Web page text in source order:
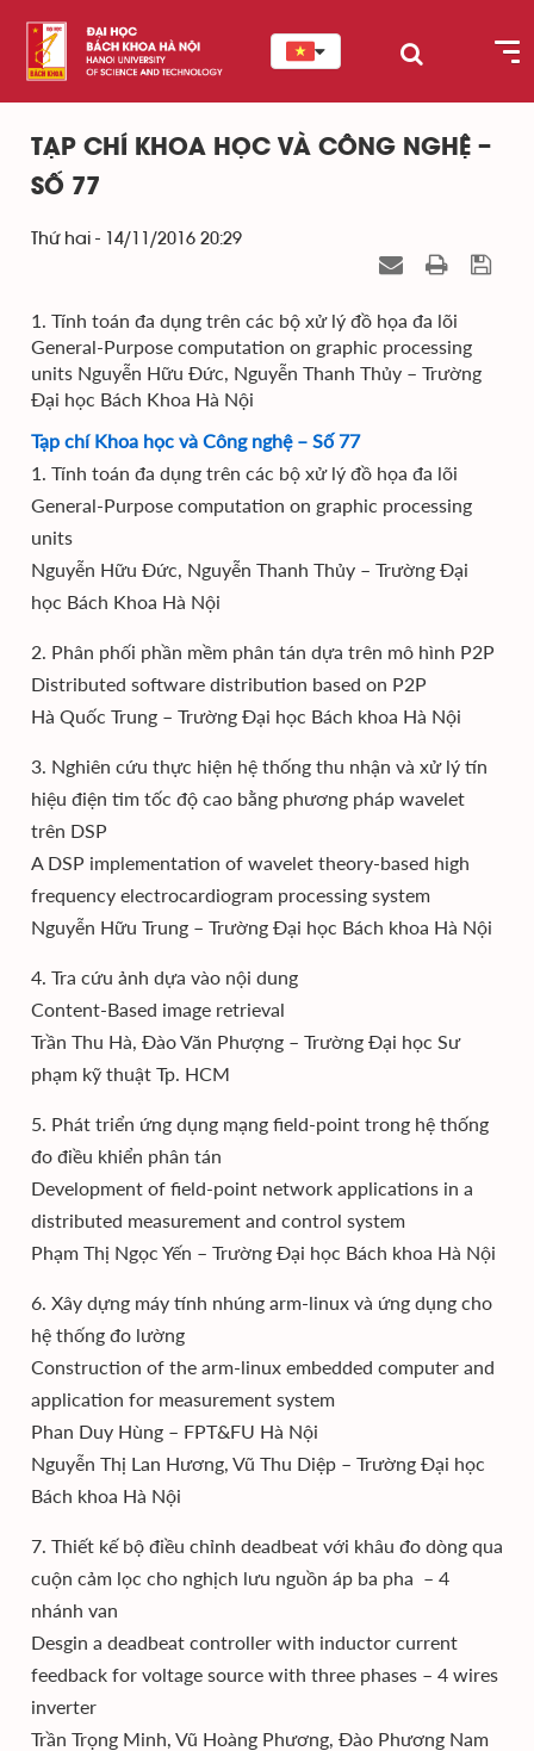
TẠP CHÍ KHOA HỌC VÀ CÔNG NGHỆ –
SỐ 77
Thứ hai - 14/11/2016 20:29
1. Tính toán đa dụng trên các bộ xử lý đồ họa đa lõi
General-Purpose computation on graphic processing
units Nguyễn Hữu Đức, Nguyễn Thanh Thủy – Trường
Đại học Bách Khoa Hà Nội
Tạp chí Khoa học và Công nghệ – Số 77
1. Tính toán đa dụng trên các bộ xử lý đồ họa đa lõi
General-Purpose computation on graphic processing
units
Nguyễn Hữu Đức, Nguyễn Thanh Thủy – Trường Đại
học Bách Khoa Hà Nội
2. Phân phối phần mềm phân tán dựa trên mô hình P2P
Distributed software distribution based on P2P
Hà Quốc Trung – Trường Đại học Bách khoa Hà Nội
3. Nghiên cứu thực hiện hệ thống thu nhận và xử lý tín
hiệu điện tim tốc độ cao bằng phương pháp wavelet
trên DSP
A DSP implementation of wavelet theory-based high
frequency electrocardiogram processing system
Nguyễn Hữu Trung – Trường Đại học Bách khoa Hà Nội
4. Tra cứu ảnh dựa vào nội dung
Content-Based image retrieval
Trần Thu Hà, Đào Văn Phượng – Trường Đại học Sư
phạm kỹ thuật Tp. HCM
5. Phát triển ứng dụng mạng field-point trong hệ thống
đo điều khiển phân tán
Development of field-point network applications in a
distributed measurement and control system
Phạm Thị Ngọc Yến – Trường Đại học Bách khoa Hà Nội
6. Xây dựng máy tính nhúng arm-linux và ứng dụng cho
hệ thống đo lường
Construction of the arm-linux embedded computer and
application for measurement system
Phan Duy Hùng – FPT&FU Hà Nội
Nguyễn Thị Lan Hương, Vũ Thu Diệp – Trường Đại học
Bách khoa Hà Nội
7. Thiết kế bộ điều chỉnh deadbeat với khâu đo dòng qua
cuộn cảm lọc cho nghịch lưu nguồn áp ba pha – 4
nhánh van
Desgin a deadbeat controller with inductor current
feedback for voltage source with three phases – 4 wires
inverter
Trần Trọng Minh, Vũ Hoàng Phương, Đào Phương Nam